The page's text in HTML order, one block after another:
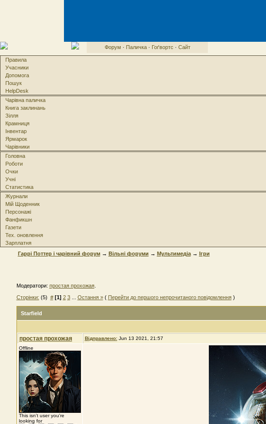
Форум · Паличка· Гоґвортс · Сайт
Правила
Учасники
Допомога
Пошук
HelpDesk
Чарівна паличка
Книга заклинань
Зілля
Крамниця
Інвентар
Ярмарок
Чарівники
Головна
Роботи
Очки
Учні
Статистика
Журнали
Мій Щоденник
Персонажі
Фанфикшн
Газети
Тех. оновлення
Зарплатня
Гаррі Поттер і чарівний форум→ Вільні форуми → Мультимедіа→ Ігри
Модератори: простая прохожая.
Сторінки: (5) # [1] 2 3... Остання »( Перейти до першого непрочитаного повідомлення)
Starfield
простая прохожая Відправлено: Jun 13 2021, 21:57
Offline
This isn't user you're
looking for